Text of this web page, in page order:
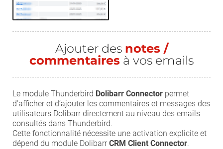
Ajouter des notes /
commentaires à vos emails
Le module Thunderbird Dolibarr Connector permet
d’afficher et d’ajouter les commentaires et messages des
utilisateurs Dolibarr directement au niveau des emails
consultés dans Thunderbird.
Cette fonctionnalité nécessite une activation explicite et
dépend du module DolibarrCRM Client Connector.